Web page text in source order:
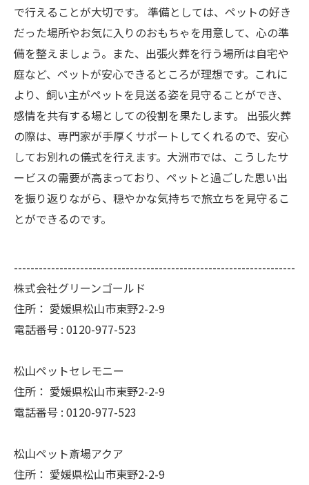
で行えることが大切です。 準備としては、ペットの好き
だった場所やお気に入りのおもちゃを用意して、心の準
備を整えましょう。また、出張火葬を行う場所は自宅や
庭など、ペットが安心できるところが理想です。これに
より、飼い主がペットを見送る姿を見守ることができ、
感情を共有する場としての役割を果たします。 出張火葬
の際は、専門家が手厚くサポートしてくれるので、安心
してお別れの儀式を行えます。大洲市では、こうしたサ
ービスの需要が高まっており、ペットと過ごした思い出
を振り返りながら、穏やかな気持ちで旅立ちを見守るこ
とができるのです。
--------------------------------------------------------------------
株式会社グリーンゴールド
住所： 愛媛県松山市東野2-2-9
電話番号 : 0120-977-523
松山ペットセレモニー
住所： 愛媛県松山市東野2-2-9
電話番号 : 0120-977-523
松山ペット斎場アクア
住所： 愛媛県松山市東野2-2-9